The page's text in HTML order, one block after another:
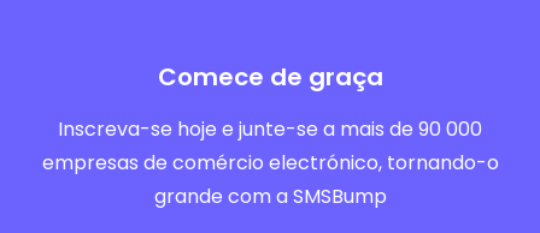
Comece de graça
Inscreva-se hoje e junte-se a mais de 90 000
empresas de comércio electrónico, tornando-o
grande com a SMSBump